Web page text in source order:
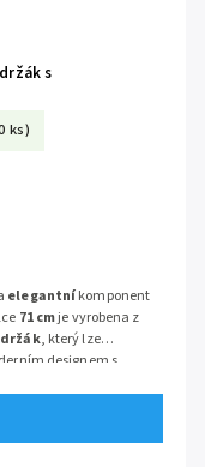
s
ks)
elegantníkomponent
71 cmje vyrobena z
, který lze
designem s